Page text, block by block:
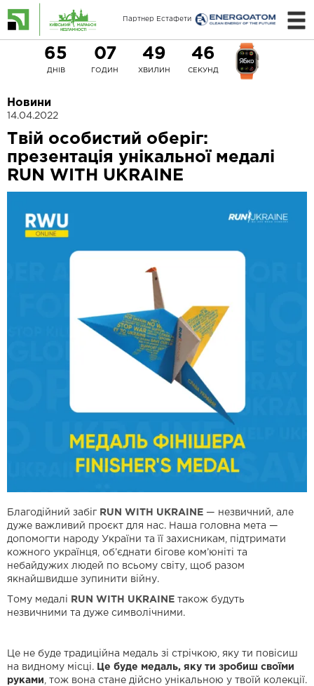
Партнер Естафети
65
ДНІВ
07
ГОДИН
49
ХВИЛИН
46
СЕКУНД
Новини
14.04.2022
Твій особистий оберіг:
презентація унікальної медалі
RUN WITH UKRAINE
Благодійний забіг RUN WITH UKRAINE — незвичний, але
дуже важливий проєкт для нас. Наша головна мета —
допомогти народу України та її захисникам, підтримати
кожного українця, об’єднати бігове ком’юніті та
небайдужих людей по всьому світу, щоб разом
якнайшвидше зупинити війну.
Тому медалі RUN WITH UKRAINE також будуть
незвичними та дуже символічними.
Це не буде традиційна медаль зі стрічкою, яку ти повісиш
на видному місці. Це буде медаль, яку ти зробиш своїми
руками , тож вона стане дійсно унікальною у твоїй колекції.